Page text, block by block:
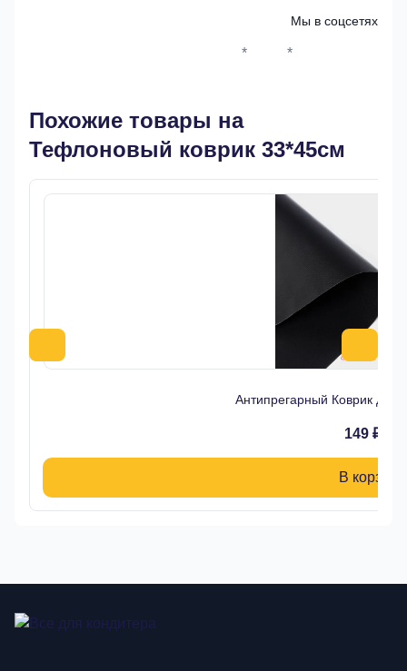
Мы в соцсетях
* *
Похожие товары на
Тефлоновый коврик 33*45см
Антипрегарный Коврик для
149 ₽
В корзину